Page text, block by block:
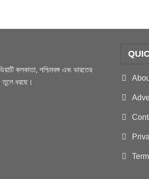
কলকাতা, পশ্চিমবঙ্গ এবং ভারতের
তুলে ধরছে।